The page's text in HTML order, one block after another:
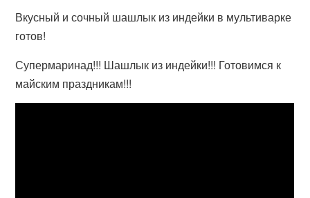
Вкусный и сочный шашлык из индейки в мультиварке
готов!
Супермаринад!!! Шашлык из индейки!!! Готовимся к
майским праздникам!!!